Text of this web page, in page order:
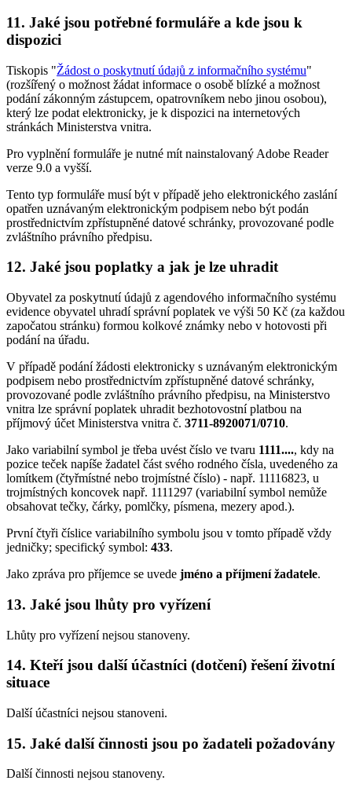
11. Jaké jsou potřebné formuláře a kde jsou k
dispozici
Tiskopis "Žádost o poskytnutí údajů z informačního systému"
(rozšířený o možnost žádat informace o osobě blízké a možnost
podání zákonným zástupcem, opatrovníkem nebo jinou osobou),
který lze podat elektronicky, je k dispozici na internetových
stránkách Ministerstva vnitra.
Pro vyplnění formuláře je nutné mít nainstalovaný Adobe Reader
verze 9.0 a vyšší.
Tento typ formuláře musí být v případě jeho elektronického zaslání
opatřen uznávaným elektronickým podpisem nebo být podán
prostřednictvím zpřístupněné datové schránky, provozované podle
zvláštního právního předpisu.
12. Jaké jsou poplatky a jak je lze uhradit
Obyvatel za poskytnutí údajů z agendového informačního systému
evidence obyvatel uhradí správní poplatek ve výši 50 Kč (za každou
započatou stránku) formou kolkové známky nebo v hotovosti při
podání na úřadu.
V případě podání žádosti elektronicky s uznávaným elektronickým
podpisem nebo prostřednictvím zpřístupněné datové schránky,
provozované podle zvláštního právního předpisu, na Ministerstvo
vnitra lze správní poplatek uhradit bezhotovostní platbou na
příjmový účet Ministerstva vnitra č. 3711-8920071/0710.
Jako variabilní symbol je třeba uvést číslo ve tvaru 1111...., kdy na
pozice teček napíše žadatel část svého rodného čísla, uvedeného za
lomítkem (čtyřmístné nebo trojmístné číslo) - např. 11116823, u
trojmístných koncovek např. 1111297 (variabilní symbol nemůže
obsahovat tečky, čárky, pomlčky, písmena, mezery apod.).
První čtyři číslice variabilního symbolu jsou v tomto případě vždy
jedničky; specifický symbol: 433.
Jako zpráva pro příjemce se uvede jméno a příjmení žadatele.
13. Jaké jsou lhůty pro vyřízení
Lhůty pro vyřízení nejsou stanoveny.
14. Kteří jsou další účastníci (dotčení) řešení životní
situace
Další účastníci nejsou stanoveni.
15. Jaké další činnosti jsou po žadateli požadovány
Další činnosti nejsou stanoveny.